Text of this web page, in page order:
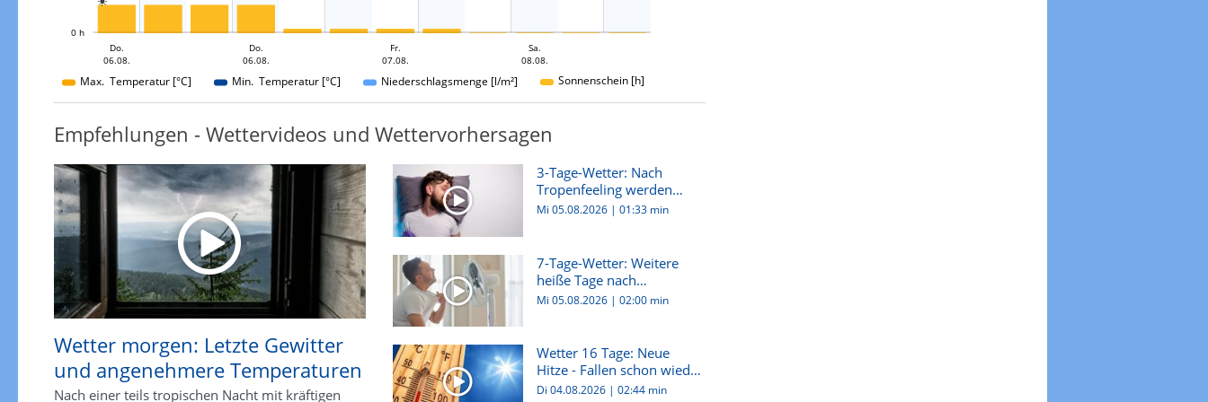
0 h
08.08.
Do.
06.08.
06.08.
07.08.
Fr.
07.08.
08.08.
08.08.
Do.
06.08.
Sa.
08.08.
Max. Temperatur [°C]
Min. Temperatur [°C] Niederschlagsmenge [l/m²] Sonnenschein [h]
Empfehlungen - Wettervideos und Wettervorhersagen
Wetter morgen: Letzte Gewitter
und angenehmere Temperaturen
Nach einer teils tropischen Nacht mit kräftigen
3-Tage-Wetter: Nach
Tropenfeeling werden
Nächte er...
Mi 05.08.2026 |01:33 min
7-Tage-Wetter: Weitere
heiße Tage nach
Verschnaufp...
Mi 05.08.2026 |02:00 min
Wetter 16 Tage: Neue
Hitze - Fallen schon wieder
d...
Di 04.08.2026 |02:44 min